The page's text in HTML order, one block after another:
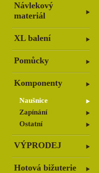
Návlekový
materiál
XL balení
Pomůcky
Komponenty
Naušnice
Zapínání
Ostatní
VÝPRODEJ
Hotová bižuterie